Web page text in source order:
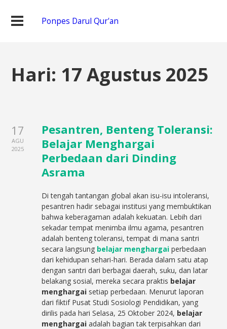
Ponpes Darul Qur'an
Hari: 17 Agustus 2025
17
AGU
2025
Pesantren, Benteng Toleransi:
Belajar Menghargai
Perbedaan dari Dinding
Asrama
Di tengah tantangan global akan isu-isu intoleransi,
pesantren hadir sebagai institusi yang membuktikan
bahwa keberagaman adalah kekuatan. Lebih dari
sekadar tempat menimba ilmu agama, pesantren
adalah benteng toleransi, tempat di mana santri
secara langsung belajar menghargai perbedaan
dari kehidupan sehari-hari. Berada dalam satu atap
dengan santri dari berbagai daerah, suku, dan latar
belakang sosial, mereka secara praktis belajar
menghargai setiap perbedaan. Menurut laporan
dari fiktif Pusat Studi Sosiologi Pendidikan, yang
dirilis pada hari Selasa, 25 Oktober 2024, belajar
menghargai adalah bagian tak terpisahkan dari